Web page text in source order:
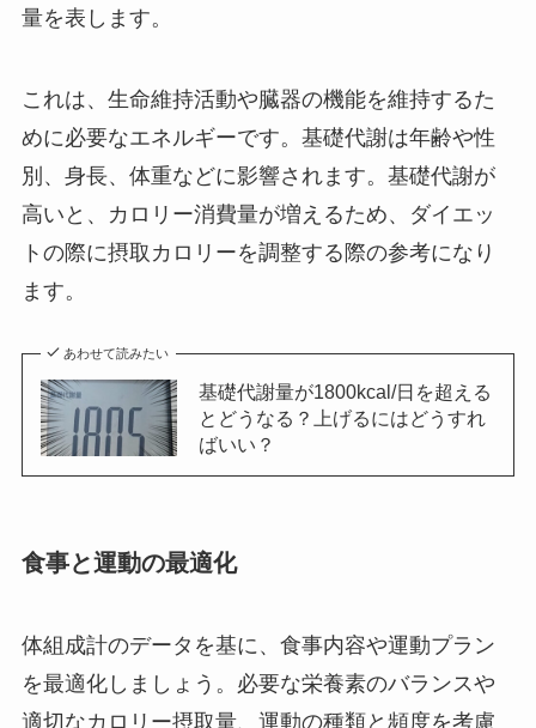
量を表します。
これは、生命維持活動や臓器の機能を維持するた
めに必要なエネルギーです。基礎代謝は年齢や性
別、身長、体重などに影響されます。基礎代謝が
高いと、カロリー消費量が増えるため、ダイエッ
トの際に摂取カロリーを調整する際の参考になり
ます。
あわせて読みたい
基礎代謝量が1800kcal/日を超える
とどうなる？上げるにはどうすれ
ばいい？
食事と運動の最適化
体組成計のデータを基に、食事内容や運動プラン
を最適化しましょう。必要な栄養素のバランスや
適切なカロリー摂取量、運動の種類と頻度を考慮